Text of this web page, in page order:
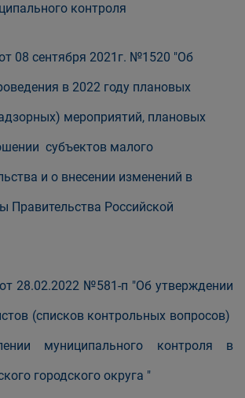
контроля
08 сентября 2021г. №1520 "Об
в 2022 году плановых
мероприятий, плановых
субъектов малого
и о внесении изменений в
Правительства Российской
28.02.2022 №581-п "Об утверждении
(списков контрольных вопросов)
муниципального контроля в
городского округа "